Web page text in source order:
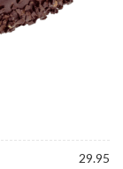
29.95